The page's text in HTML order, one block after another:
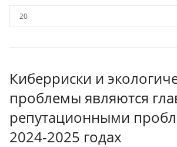
Киберриски и
проблемы являются
репутационными
2024-2025 годах